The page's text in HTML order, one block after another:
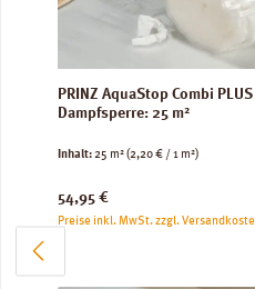
PRINZ AquaStop Combi
Dampfsperre: 25 m²
Inhalt:25 m²(2,20 € / 1 m²)
Regulärer Preis:
54,95 €
Preise inkl. MwSt. zzgl.